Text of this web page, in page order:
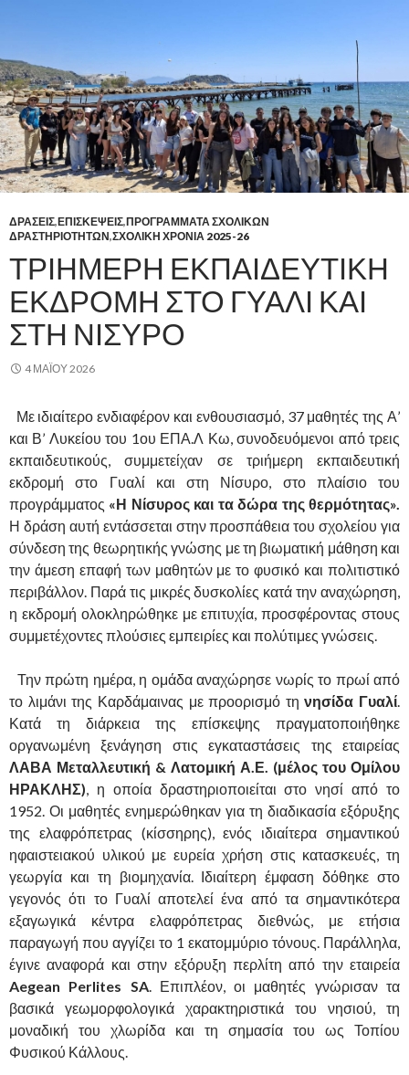
ΔΡΑΣΕΙΣ,ΕΠΙΣΚΕΨΕΙΣ,ΠΡΟΓΡΑΜΜΑΤΑ ΣΧΟΛΙΚΩΝ
ΔΡΑΣΤΗΡΙΟΤΗΤΩΝ,ΣΧΟΛΙΚΗ ΧΡΟΝΙΑ 2025-26
ΤΡΙΉΜΕΡΗ ΕΚΠΑΙΔΕΥΤΙΚΉ
ΕΚΔΡΟΜΉ ΣΤΟ ΓΥΑΛΊ ΚΑΙ
ΣΤΗ ΝΊΣΥΡΟ
4 ΜΑΪ́ΟΥ 2026
Με ιδιαίτερο ενδιαφέρον και ενθουσιασμό, 37 μαθητές της Α’
και Β’ Λυκείου του 1ου ΕΠΑ.Λ Κω, συνοδευόμενοι από τρεις
εκπαιδευτικούς, συμμετείχαν σε τριήμερη εκπαιδευτική
εκδρομή στο Γυαλί και στη Νίσυρο, στο πλαίσιο του
προγράμματος «Η Νίσυρος και τα δώρα της θερμότητας».
Η δράση αυτή εντάσσεται στην προσπάθεια του σχολείου για
σύνδεση της θεωρητικής γνώσης με τη βιωματική μάθηση και
την άμεση επαφή των μαθητών με το φυσικό και πολιτιστικό
περιβάλλον. Παρά τις μικρές δυσκολίες κατά την αναχώρηση,
η εκδρομή ολοκληρώθηκε με επιτυχία, προσφέροντας στους
συμμετέχοντες πλούσιες εμπειρίες και πολύτιμες γνώσεις.
Την πρώτη ημέρα, η ομάδα αναχώρησε νωρίς το πρωί από
το λιμάνι της Καρδάμαινας με προορισμό τηνησίδα Γυαλί.
Κατά τη διάρκεια της επίσκεψης πραγματοποιήθηκε
οργανωμένη ξενάγηση στις εγκαταστάσεις της εταιρείας
ΛΑΒΑ Μεταλλευτική & Λατομική Α.Ε. (μέλος του Ομίλου
ΗΡΑΚΛΗΣ), η οποία δραστηριοποιείται στο νησί από το
1952. Οι μαθητές ενημερώθηκαν για τη διαδικασία εξόρυξης
της ελαφρόπετρας (κίσσηρης), ενός ιδιαίτερα σημαντικού
ηφαιστειακού υλικού με ευρεία χρήση στις κατασκευές, τη
γεωργία και τη βιομηχανία. Ιδιαίτερη έμφαση δόθηκε στο
γεγονός ότι το Γυαλί αποτελεί ένα από τα σημαντικότερα
εξαγωγικά κέντρα ελαφρόπετρας διεθνώς, με ετήσια
παραγωγή που αγγίζει το 1 εκατομμύριο τόνους. Παράλληλα,
έγινε αναφορά και στην εξόρυξη περλίτη από την εταιρεία
Aegean Perlites SA. Επιπλέον, οι μαθητές γνώρισαν τα
βασικά γεωμορφολογικά χαρακτηριστικά του νησιού, τη
μοναδική του χλωρίδα και τη σημασία του ως Τοπίου
Φυσικού Κάλλους.